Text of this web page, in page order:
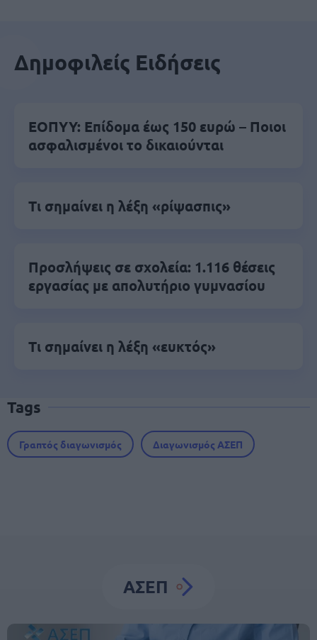
Δημοφιλείς Ειδήσεις
ΕΟΠΥΥ: Επίδομα έως 150 ευρώ – Ποιοι
ασφαλισμένοι το δικαιούνται
Τι σημαίνει η λέξη «ρίψασπις»
Προσλήψεις σε σχολεία: 1.116 θέσεις
εργασίας με απολυτήριο γυμνασίου
Τι σημαίνει η λέξη «ευκτός»
Tags
Γραπτός διαγωνισμός Διαγωνισμός ΑΣΕΠ
ΑΣΕΠ